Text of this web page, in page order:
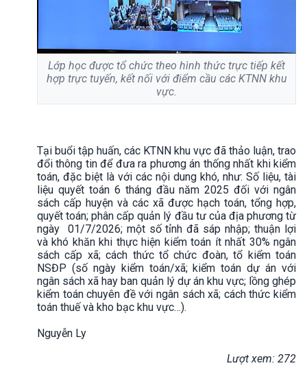
Lớp học được tổ chức theo hình thức trực tiếp kết
hợp trực tuyến, kết nối với điểm cầu các KTNN khu
vực.
Tại buổi tập huấn, các KTNN khu vực đã thảo luận, trao
đổi thông tin để đưa ra phương án thống nhất khi kiểm
toán, đặc biệt là với các nội dung khó, như: Số liệu, tài
liệu quyết toán 6 tháng đầu năm 2025 đối với ngân
sách cấp huyện và các xã được hạch toán, tổng hợp,
quyết toán; phân cấp quản lý đầu tư của địa phương từ
ngày 01/7/2026; một số tỉnh đã sáp nhập; thuận lợi
và khó khăn khi thực hiện kiểm toán ít nhất 30% ngân
sách cấp xã; cách thức tổ chức đoàn, tổ kiểm toán
NSĐP (số ngày kiểm toán/xã; kiểm toán dự án với
ngân sách xã hay ban quản lý dự án khu vực; lồng ghép
kiểm toán chuyên đề với ngân sách xã; cách thức kiểm
toán thuế và kho bạc khu vực…).
Nguyễn Ly
Lượt xem: 272